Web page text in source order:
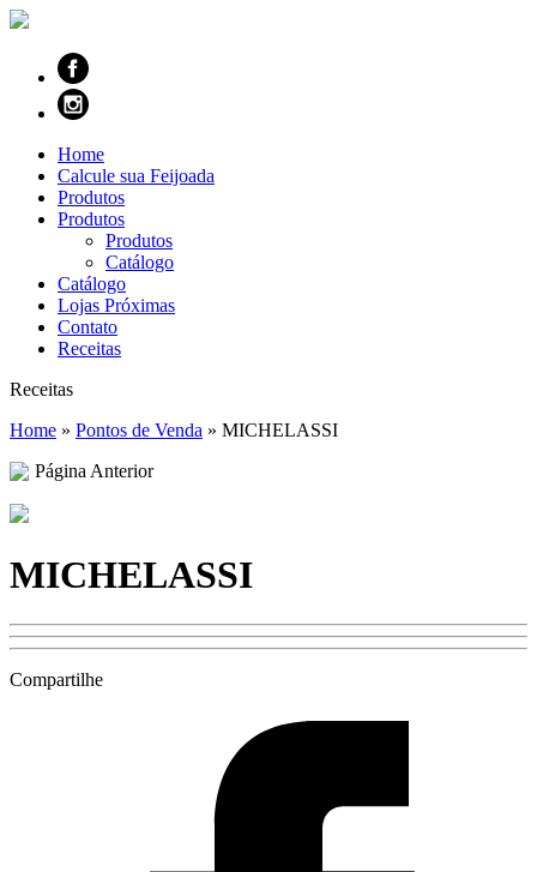
Home
Calcule sua Feijoada
Produtos
Produtos
Produtos
Catálogo
Catálogo
Lojas Próximas
Contato
Receitas
Receitas
Home » Pontos de Venda » MICHELASSI
Página Anterior
MICHELASSI
Compartilhe